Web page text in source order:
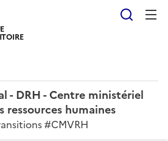
- DRH - Centre ministériel
ressources humaines
#CMVRH